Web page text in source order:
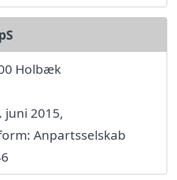
Holbæk
juni 2015,
Anpartsselskab